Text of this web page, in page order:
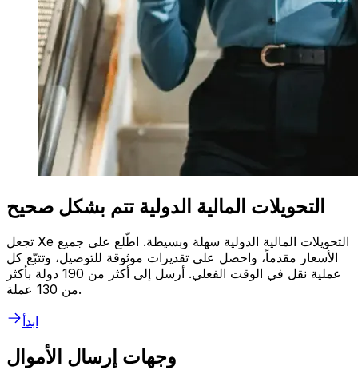
التحويلات المالية الدولية تتم بشكل صحيح
تجعل Xe التحويلات المالية الدولية سهلة وبسيطة. اطّلع على جميع
الأسعار مقدماً، واحصل على تقديرات موثوقة للتوصيل، وتتبّع كل
عملية نقل في الوقت الفعلي. أرسل إلى أكثر من 190 دولة بأكثر
من 130 عملة.
ابدأ
وجهات إرسال الأموال